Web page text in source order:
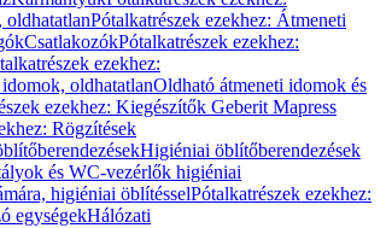
Pótalkatrészek ezekhez: Átmeneti
CsatlakozókPótalkatrészek ezekhez:
ezekhez:
oldhatatlanOldható átmeneti idomok és
ezekhez: Kiegészítők Geberit Mapress
Rögzítések
Higiéniai öblítőberendezések
és WC-vezérlők higiéniai
higiéniai öblítésselPótalkatrészek ezekhez:
egységekHálózati